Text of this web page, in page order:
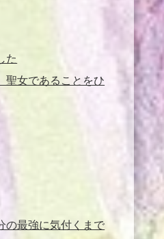
た
聖女であることをひ
の最強に気付くまで